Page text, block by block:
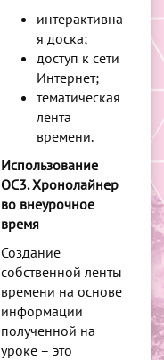
интерактивна
я доска;
доступ к сети
Интернет;
тематическая
лента
времени.
Использование
ОС3. Хронолайнер
во внеурочное
время
Создание
собственной ленты
времени на основе
информации
полученной на
уроке – это